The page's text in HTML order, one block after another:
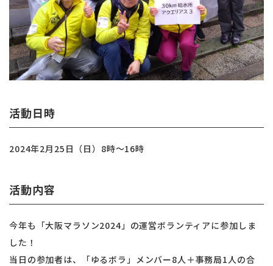
活動日時
2024年2月25日（日）8時～16時
活動内容
今年も「大阪マラソン2024」の運営ボランティアに参加しま
した！
当日の参加者は、「ゆるボラ」メンバー8人＋事務局1人の合